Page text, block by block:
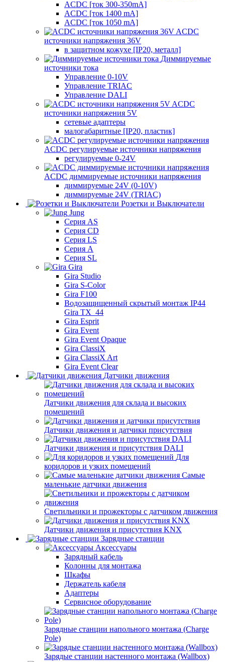
ACDC [ток 300-350mA]
ACDC [ток 1400 mA]
ACDC [ток 1050 mA]
ACDC
источники напряжения 36V
в защитном кожухе [IP20, металл]
Диммируемые
источники тока
Управление 0-10V
Управление TRIAC
Управление DALI
ACDC
источники напряжения 5V
сетевые адаптеры
малогабаритные [IP20, пластик]
ACDC регулируемые источники напряжения
регулируемые 0-24V
ACDC диммируемые источники напряжения
диммируемые 24V (0-10V)
диммируемые 24V (TRIAC)
Розетки и Выключатели
Jung
Серия AS
Серия CD
Серия LS
Серия A
Серия SL
Gira
Gira Studio
Gira S-Color
Gira F100
Водозащищенный скрытый монтаж IP44
Gira TX_44
Gira Esprit
Gira Event
Gira Event Opaque
Gira ClassiX
Gira ClassiX Art
Gira Event Clear
Датчики движения
Датчики движения для склада и высоких
помещений
Датчики движения и датчики присутствия
Датчики движения и присутствия DALI
Для
коридоров и узких помещений
Самые
маленькие датчики движения
Светильники и прожекторы с датчиком движения
Датчики движения и присутствия KNX
Зарядные станции
Аксессуары
Зарядный кабель
Колонны для монтажа
Шкафы
Держатель кабеля
Адаптеры
Сервисное оборудование
Зарядные станции напольного монтажа (Charge
Pole)
Зарядые станции настенного монтажа (Wallbox)